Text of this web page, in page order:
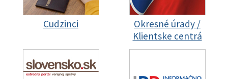
Cudzinci
Okresné úrady /
Klientske centrá